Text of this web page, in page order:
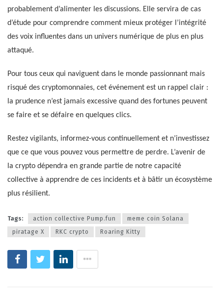
probablement d’alimenter les discussions. Elle servira de cas
d’étude pour comprendre comment mieux protéger l’intégrité
des voix influentes dans un univers numérique de plus en plus
attaqué.
Pour tous ceux qui naviguent dans le monde passionnant mais
risqué des cryptomonnaies, cet événement est un rappel clair :
la prudence n’est jamais excessive quand des fortunes peuvent
se faire et se défaire en quelques clics.
Restez vigilants, informez-vous continuellement et n’investissez
que ce que vous pouvez vous permettre de perdre. L’avenir de
la crypto dépendra en grande partie de notre capacité
collective à apprendre de ces incidents et à bâtir un écosystème
plus résilient.
Tags: action collective Pump.fun
meme coin Solana
piratage X
RKC crypto Roaring Kitty